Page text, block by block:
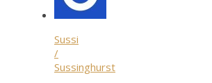
Sussi
/
Sussinghurst